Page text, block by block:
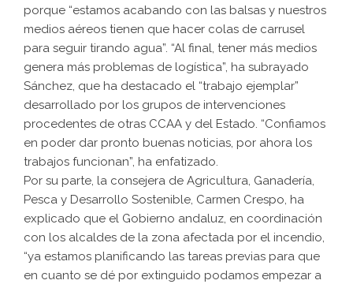
porque “estamos acabando con las balsas y nuestros
medios aéreos tienen que hacer colas de carrusel
para seguir tirando agua”. “Al final, tener más medios
genera más problemas de logística”, ha subrayado
Sánchez, que ha destacado el “trabajo ejemplar”
desarrollado por los grupos de intervenciones
procedentes de otras CCAA y del Estado. “Confiamos
en poder dar pronto buenas noticias, por ahora los
trabajos funcionan”, ha enfatizado.
Por su parte, la consejera de Agricultura, Ganadería,
Pesca y Desarrollo Sostenible, Carmen Crespo, ha
explicado que el Gobierno andaluz, en coordinación
con los alcaldes de la zona afectada por el incendio,
“ya estamos planificando las tareas previas para que
en cuanto se dé por extinguido podamos empezar a